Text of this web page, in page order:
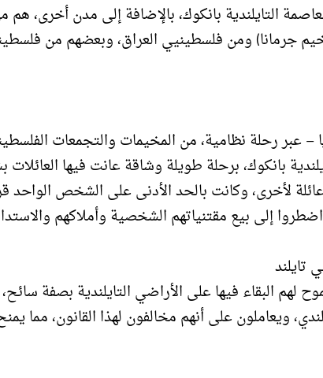
التايلندية بانكوك، بالإضافة إلى مدن أخرى،
عبر رحلة نظامية، من المخيمات والتجمعات
بانكوك، برحلة طويلة وشاقة عانت فيها
إلى بيع مقتنياتهم الشخصية وأملاكهم
تايلند
الفترة المسموح لهم البقاء فيها على الأراضي التايلندية
ويعاملون على أنهم مخالفون لهذا القانون، مما